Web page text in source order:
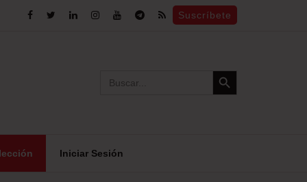
Suscríbete
for:
Search Button
Iniciar Sesión